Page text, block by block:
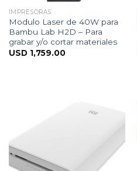
IMPRESORAS
Modulo Laser de 40W para
Bambu Lab H2D – Para
grabar y/o cortar materiales
USD 1,759.00